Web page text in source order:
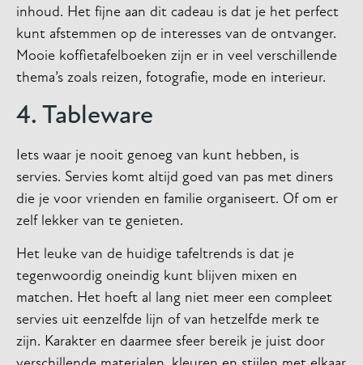
inhoud. Het fijne aan dit cadeau is dat je het perfect
kunt afstemmen op de interesses van de ontvanger.
Mooie koffietafelboeken zijn er in veel verschillende
thema’s zoals reizen, fotografie, mode en interieur.
4. Tableware
Iets waar je nooit genoeg van kunt hebben, is
servies. Servies komt altijd goed van pas met diners
die je voor vrienden en familie organiseert. Of om er
zelf lekker van te genieten.
Het leuke van de huidige tafeltrends is dat je
tegenwoordig oneindig kunt blijven mixen en
matchen. Het hoeft al lang niet meer een compleet
servies uit eenzelfde lijn of van hetzelfde merk te
zijn. Karakter en daarmee sfeer bereik je juist door